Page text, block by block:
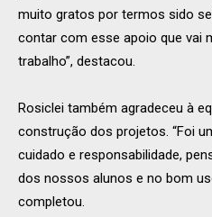
muito gratos por termos sido
contar com esse apoio que vai
trabalho”, destacou.
Rosiclei também agradeceu à
construção dos projetos. “Foi
cuidado e responsabilidade,
dos nossos alunos e no bom
completou.